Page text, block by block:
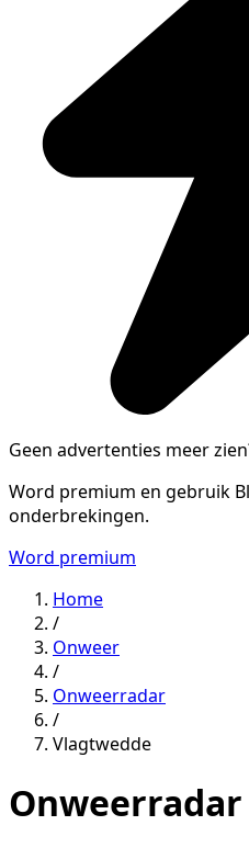
Geen advertenties meer
Word premium en gebruik
onderbrekingen.
Word premium
Home
/
Onweer
/
Onweerradar
/
Vlagtwedde